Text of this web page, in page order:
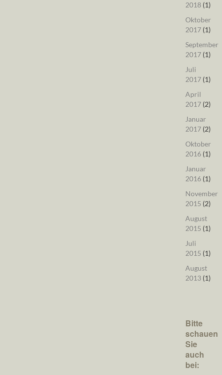
2018(1)
Oktober
2017(1)
September
2017(1)
Juli
2017(1)
April
2017(2)
Januar
2017(2)
Oktober
2016(1)
Januar
2016(1)
November
2015 (2)
August
2015 (1)
Juli
2015 (1)
August
2013(1)
Bitte
schauen
Sie
auch
bei: